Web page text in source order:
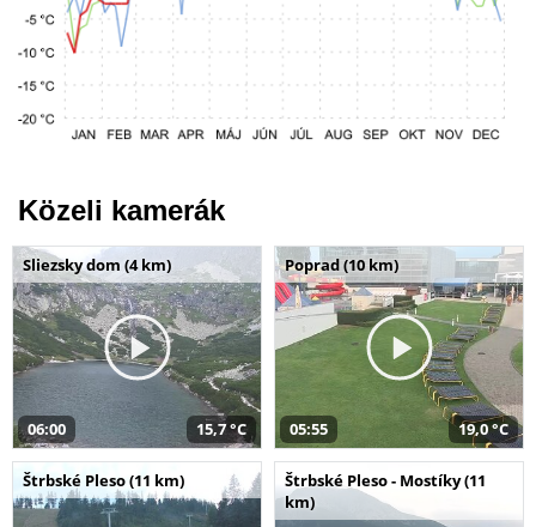
Közeli kamerák
Sliezsky dom (4 km)
06:00 15,7 °C
Poprad (10 km)
05:55 19,0 °C
Štrbské Pleso (11 km)
Štrbské Pleso - Mostíky (11
km)